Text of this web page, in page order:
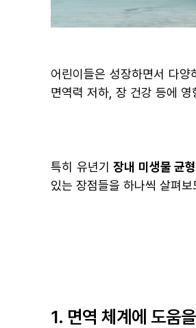
어린이들은 성장하면서 다
면역력 저하, 장 건강 등에
특히 유년기장내 미생물 균형
있는 장점들을 하나씩 살펴
1. 면역 체계에 도움